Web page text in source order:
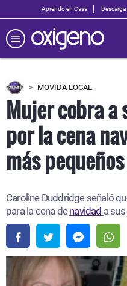
Aprendo en Casa
MOVIDA LOCAL
Mujer cobra
por la cena
más
Caroline Duddridge señaló
para la cena denavidad a